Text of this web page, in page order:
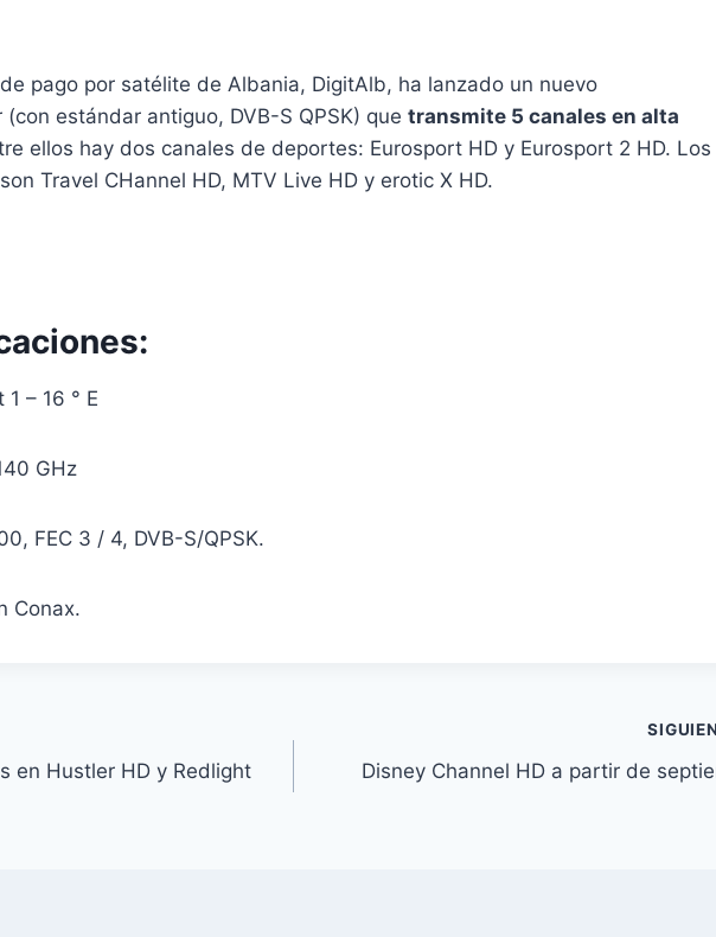
pago por satélite de Albania, DigitAlb, ha lanzado un nuevo
estándar antiguo, DVB-S QPSK) que transmite 5 canales en alta
ellos hay dos canales de deportes: Eurosport HD y Eurosport 2 HD. Los
Travel CHannel HD, MTV Live HD y erotic X HD.
1 – 16 ° E
GHz
FEC 3 / 4, DVB-S/QPSK.
Conax.
en Hustler HD y Redlight
Disney Channel HD a partir de